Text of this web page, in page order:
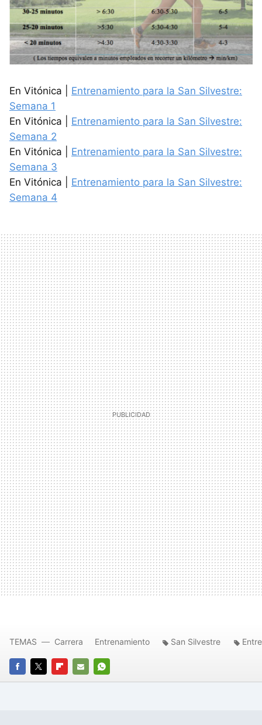
En Vitónica | Entrenamiento para la San Silvestre:
Semana 1
En Vitónica | Entrenamiento para la San Silvestre:
Semana 2
En Vitónica | Entrenamiento para la San Silvestre:
Semana 3
En Vitónica | Entrenamiento para la San Silvestre:
Semana 4
FACEBOOK
TWITTERFLIPBOARD
E-
WHATSAPP
TEMAS Carrera Entrenamiento San Silvestre